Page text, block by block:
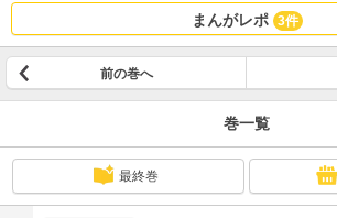
まんがレポ 3件
前の巻へ
巻一覧
最終巻